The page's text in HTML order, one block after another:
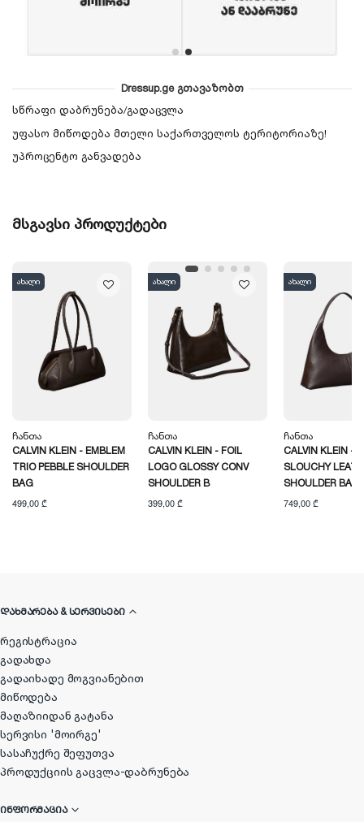
Dressup.ge გთავაზობთ
სწრაფი დაბრუნება/გადაცვლა
უფასო მიწოდება მთელი საქართველოს ტერიტორიაზე!
უპროცენტო განვადება
მსგავსი პროდუქტები
ახალი
Ჩანთა
CALVIN KLEIN - EMBLEM
TRIO PEBBLE SHOULDER
BAG
499,00 ₾
ახალი
Ჩანთა
CALVIN KLEIN - FOIL
LOGO GLOSSY CONV
SHOULDER B
399,00 ₾
ახალი
Ჩანთა
CALVIN KLEIN -
SLOUCHY
SHOULDER BAG
749,00 ₾
ᲓᲐᲮᲛᲐᲠᲔᲑᲐ & ᲡᲔᲠᲕᲘᲡᲔᲑᲘ
რეგისტრაცია
გადახდა
გადაიხადე მოგვიანებით
მიწოდება
მაღაზიიდან გატანა
სერვისი 'მოირგე'
სასაჩუქრე შეფუთვა
პროდუქციის გაცვლა-დაბრუნება
ᲘᲜᲤᲝᲠᲛᲐᲪᲘᲐ